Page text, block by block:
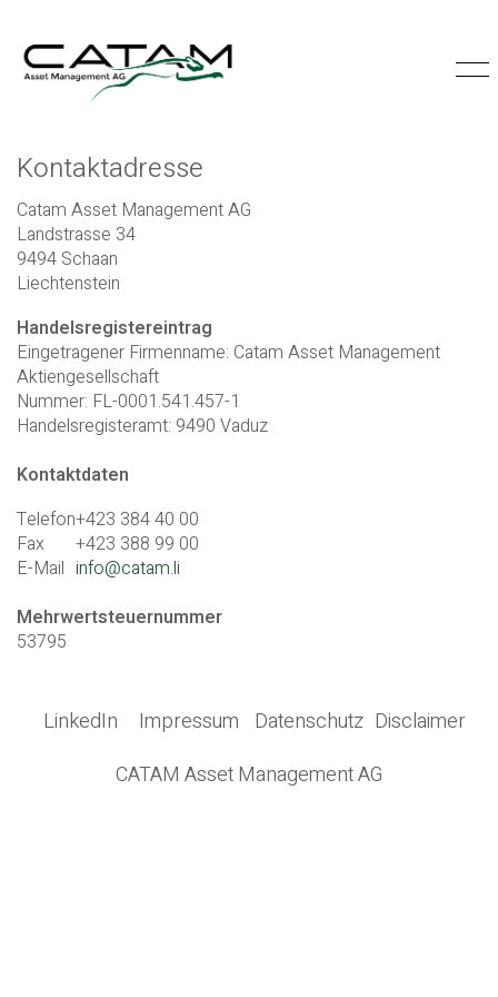
Kontaktadresse
Catam Asset Management AG
Landstrasse 34
9494 Schaan
Liechtenstein
Handelsregistereintrag
Eingetragener Firmenname: Catam Asset Management
Aktiengesellschaft
Nummer: FL-0001.541.457-1
Handelsregisteramt: 9490 Vaduz
Kontaktdaten
Telefon+423 384 40 00
Fax
+423 388 99 00
E-Mail info@catam.li
Mehrwertsteuernummer
53795
LinkedIn Impressum Datenschutz Disclaimer
CATAM Asset Management AG